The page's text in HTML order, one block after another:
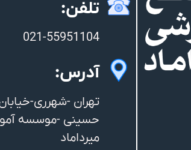
تلفن:
021-55951104
آدرس:
تهران -شهرری-
حسینی -موسسه
میرداماد